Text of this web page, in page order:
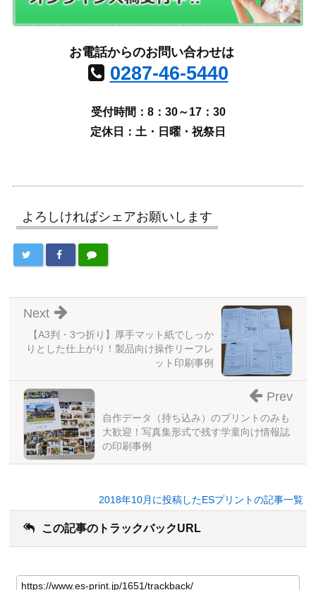
お電話からのお問い合わせは
0287-46-5440
受付時間：8：30～17：30
定休日：土・日曜・祝祭日
よろしければシェアお願いします
【A3判・3つ折り】厚手マット紙でしっか
りとした仕上がり！製品向け操作リーフレ
ット印刷事例
Next
自作データ（持ち込み）のプリントのみも
大歓迎！写真集形式で残す学童向け情報誌
の印刷事例
Prev
2018年10月に投稿したESプリントの記事一覧
この記事のトラックバックURL